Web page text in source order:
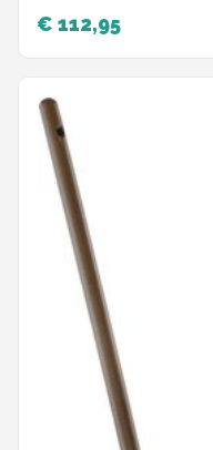
€ 112,95